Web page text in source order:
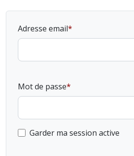
Adresse email
Mot de passe
Garder ma session active